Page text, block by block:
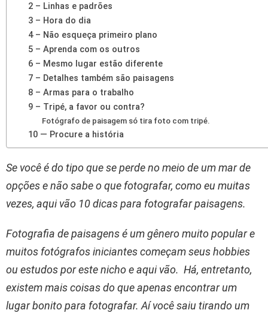
2 – Linhas e padrões
3 – Hora do dia
4 – Não esqueça primeiro plano
5 – Aprenda com os outros
6 – Mesmo lugar estão diferente
7 – Detalhes também são paisagens
8 – Armas para o trabalho
9 – Tripé, a favor ou contra?
Fotógrafo de paisagem só tira foto com tripé.
10 — Procure a história
Se você é do tipo que se perde no meio de um mar de
opções e não sabe o que fotografar, como eu muitas
vezes, aqui vão 10 dicas para fotografar paisagens.
Fotografia de paisagens é um gênero muito popular e
muitos fotógrafos iniciantes começam seus hobbies
ou estudos por este nicho e aqui vão. Há, entretanto,
existem mais coisas do que apenas encontrar um
lugar bonito para fotografar. Aí você saiu tirando um